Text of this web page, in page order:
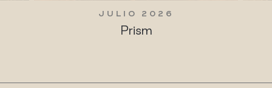
JULIO 2026
Prism